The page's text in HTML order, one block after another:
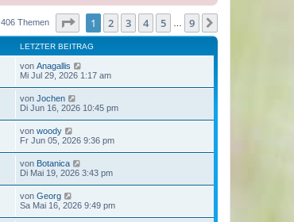
406 Themen Seite von9
1 2 3 4 5 9
LETZTER BEITRAG
von Anagallis
Mi Jul 29, 2026 1:17 am
von Jochen
Di Jun 16, 2026 10:45 pm
von woody
Fr Jun 05, 2026 9:36 pm
von Botanica
Di Mai 19, 2026 3:43 pm
von Georg
Sa Mai 16, 2026 9:49 pm